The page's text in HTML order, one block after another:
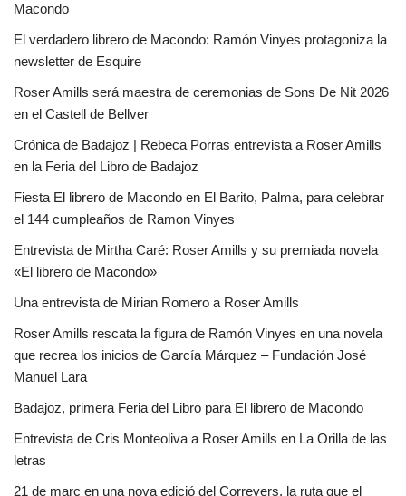
Macondo
El verdadero librero de Macondo: Ramón Vinyes protagoniza la
newsletter de Esquire
Roser Amills será maestra de ceremonias de Sons De Nit 2026
en el Castell de Bellver
Crónica de Badajoz | Rebeca Porras entrevista a Roser Amills
en la Feria del Libro de Badajoz
Fiesta El librero de Macondo en El Barito, Palma, para celebrar
el 144 cumpleaños de Ramon Vinyes
Entrevista de Mirtha Caré: Roser Amills y su premiada novela
«El librero de Macondo»
Una entrevista de Mirian Romero a Roser Amills
Roser Amills rescata la figura de Ramón Vinyes en una novela
que recrea los inicios de García Márquez – Fundación José
Manuel Lara
Badajoz, primera Feria del Libro para El librero de Macondo
Entrevista de Cris Monteoliva a Roser Amills en La Orilla de las
letras
21 de març en una nova edició del Correvers, la ruta que el